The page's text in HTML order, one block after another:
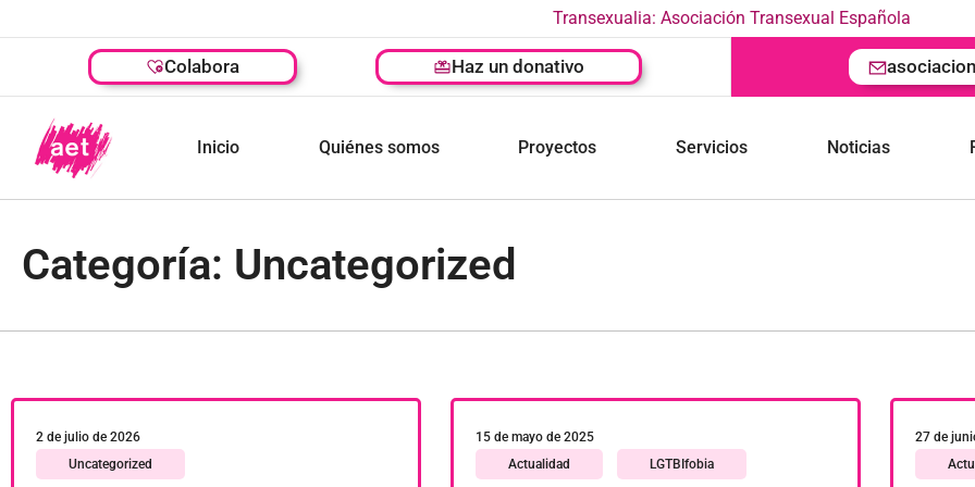
Transexualia: Asociación Transexual Española
Inicio Quiénes somos Proyectos Servicios Noticias
Colabora Haz un donativo
Categoría: Uncategorized
2 de julio de 2026
Uncategorized
15 de mayo de 2025
Actualidad
LGTBIfobia
27 de